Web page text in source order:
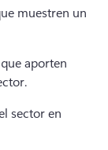
muestren un
aporten
sector en